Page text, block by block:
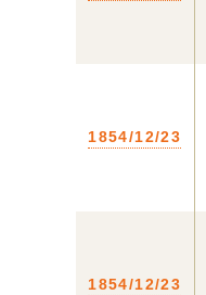
1854/12/23
1854/12/23